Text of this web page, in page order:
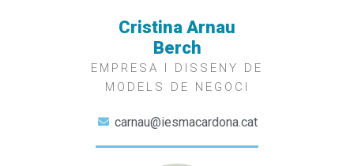
Cristina Arnau
Berch
EMPRESA I DISSENY DE
MODELS DE NEGOCI
carnau@iesmacardona.cat